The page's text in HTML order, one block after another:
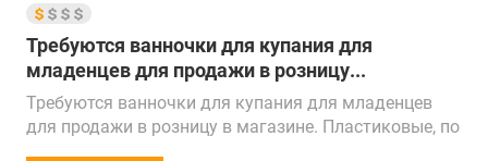
Требуются ванночки для купания для
младенцев для продажи в розницу...
Требуются ванночки для купания для младенцев
для продажи в розницу в магазине. Пластиковые, по